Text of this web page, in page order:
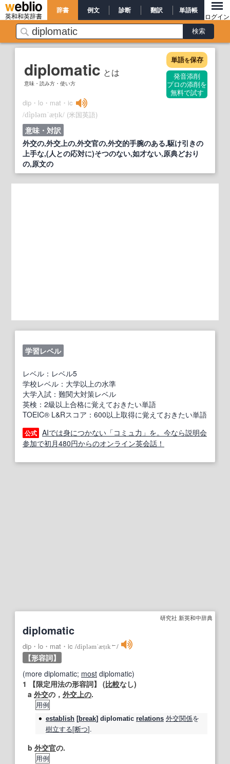
英和和英辞書
辞書 例文 診断 翻訳 単語帳
ログイン
diplomatic とは
意味・読み方・使い方
単語を保存
発音添削
プロの添削を
無料で試す
dip・lo・mat・ic
/dìpləmˈæṭɪk/ (米国英語)
意味・対訳
外交の,外交上の,外交官の,外交的手腕のある,駆け引きの
上手な,(人との応対に)そつのない,如才ない,原典どおり
の,原文の
学習レベル
レベル：レベル5
学校レベル：大学以上の水準
大学入試：難関大対策レベル
英検：2級以上合格に覚えておきたい単語
TOEIC® L&Rスコア：600以上取得に覚えておきたい単語
公式 AIでは身につかない「コミュ力」を。今なら説明会
参加で初月480円からのオンライン英会話！
研究社 新英和中辞典
diplomatic
dip・lo・mat・ic /dìpləmˈæṭɪk←/
【形容詞】
(more diplomatic; most diplomatic)
1
【限定用法の形容詞】 (比較なし)
a 外交の， 外交上の.
用例
establish [break] diplomatic relations 外交関係を
樹立する[断つ].
b 外交官の.
用例